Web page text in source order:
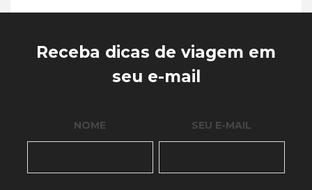
Receba dicas de viagem em
seu e-mail
NOME SEU E-MAIL